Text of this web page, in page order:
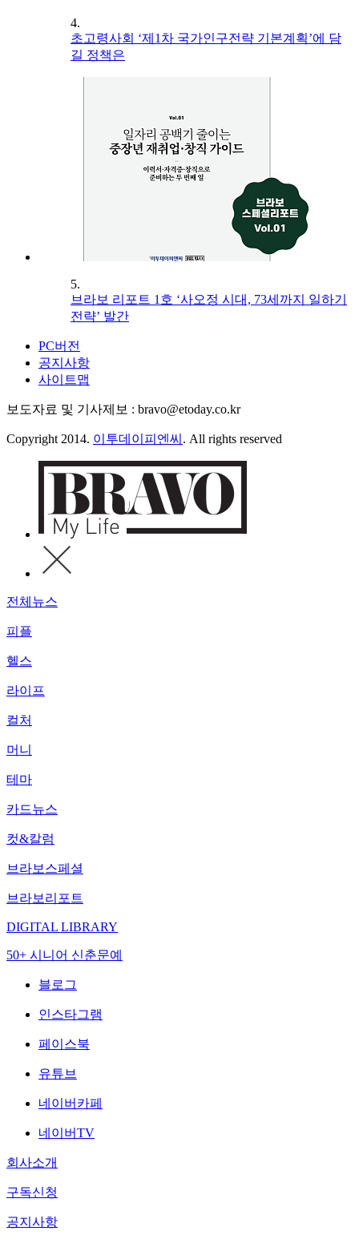
4.
초고령사회 ‘제1차 국가인구전략 기본계획’에 담
길 정책은
5.
브라보 리포트 1호 ‘사오정 시대, 73세까지 일하기
전략’ 발간
PC버전
공지사항
사이트맵
보도자료 및 기사제보 : bravo@etoday.co.kr
Copyright 2014. 이투데이피엔씨 . All rights reserved
전체뉴스
피플
헬스
라이프
컬처
머니
테마
카드뉴스
컷&칼럼
브라보스페셜
브라보리포트
DIGITAL LIBRARY
50+ 시니어 신춘문예
블로그
인스타그램
페이스북
유튜브
네이버카페
네이버TV
회사소개
구독신청
공지사항